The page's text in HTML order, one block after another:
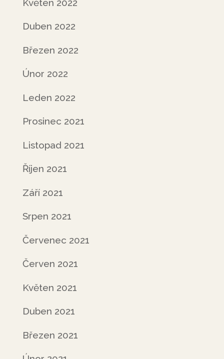
Květen 2022
Duben 2022
Březen 2022
Únor 2022
Leden 2022
Prosinec 2021
Listopad 2021
Říjen 2021
Září 2021
Srpen 2021
Červenec 2021
Červen 2021
Květen 2021
Duben 2021
Březen 2021